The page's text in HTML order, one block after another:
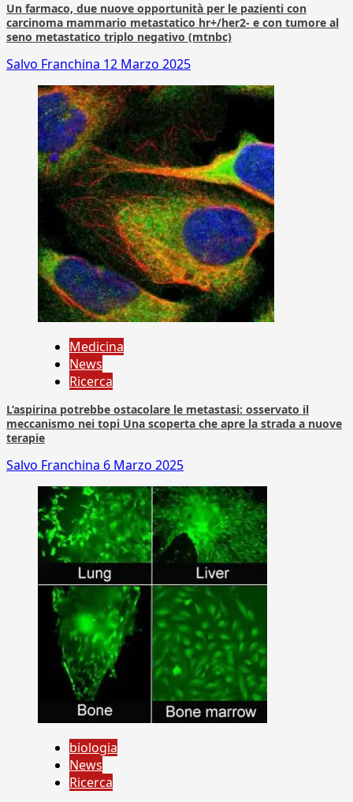
Un farmaco, due nuove opportunità per le pazienti con
carcinoma mammario metastatico hr+/her2- e con tumore al
seno metastatico triplo negativo (mtnbc)
Salvo Franchina 12 Marzo 2025
Medicina
News
Ricerca
L’aspirina potrebbe ostacolare le metastasi: osservato il
meccanismo nei topi Una scoperta che apre la strada a nuove
terapie
Salvo Franchina 6 Marzo 2025
biologia
News
Ricerca